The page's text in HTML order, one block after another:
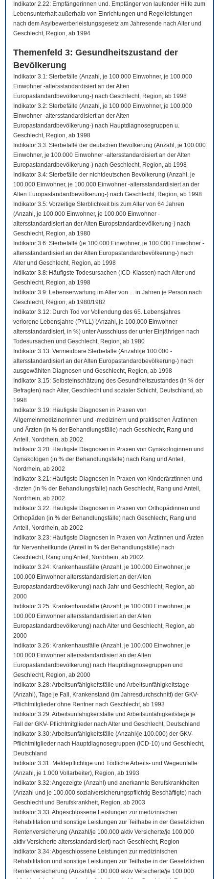
Indikator 2.22: Empfängerinnen und. Empfänger von laufender Hilfe zum
Lebensunterhalt außerhalb von Einrichtungen und Regelleistungen
nach dem Asylbewerberleistungsgesetz am Jahresende nach Alter und
Geschlecht, Region, ab 1994
Themenfeld 3: Gesundheitszustand der
Bevölkerung
Indikator 3.1: Sterbefälle (Anzahl, je 100.000 Einwohner, je 100.000
Einwohner -altersstandardisiert an der Alten
Europastandardbevölkerung-) nach Geschlecht, Region, ab 1998
Indikator 3.2: Sterbefälle (Anzahl, je 100.000 Einwohner, je 100.000
Einwohner -altersstandardisiert an der Alten
Europastandardbevölkerung-) nach Hauptdiagnosegruppen u.
Geschlecht, Region, ab 1998
Indikator 3.3: Sterbefälle der deutschen Bevölkerung (Anzahl, je 100.000
Einwohner, je 100.000 Einwohner -altersstandardisiert an der Alten
Europastandardbevölkerung-) nach Geschlecht, Region, ab 1998
Indikator 3.4: Sterbefälle der nichtdeutschen Bevölkerung (Anzahl, je
100.000 Einwohner, je 100.000 Einwohner -altersstandardisiert an der
Alten Europastandardbevölkerung-) nach Geschlecht, Region, ab 1998
Indikator 3.5: Vorzeitige Sterblichkeit bis zum Alter von 64 Jahren
(Anzahl, je 100.000 Einwohner, je 100.000 Einwohner -
altersstandardisiert an der Alten Europstandardbevölkerung-) nach
Geschlecht, Region, ab 1980
Indikator 3.6: Sterbefälle (je 100.000 Einwohner, je 100.000 Einwohner -
altersstandardisiert an der Alten Europastandardbevölkerung-) nach
Alter und Geschlecht, Region, ab 1998
Indikator 3.8: Häufigste Todesursachen (ICD-Klassen) nach Alter und
Geschlecht, Region, ab 1998
Indikator 3.9: Lebenserwartung im Alter von ... in Jahren je Person nach
Geschlecht, Region, ab 1980/1982
Indikator 3.12: Durch Tod vor Vollendung des 65. Lebensjahres
verlorene Lebensjahre (PYLL) (Anzahl, je 100.000 Einwohner
altersstandardisiert, in %) unter Ausschluss der unter Einjährigen nach
Todesursachen und Geschlecht, Region, ab 1980
Indikator 3.13: Vermeidbare Sterbefälle (Anzahl/je 100.000 -
altersstandardisiert an der Alten Europastandardbevölkerung-) nach
ausgewählten Diagnosen und Geschlecht, Region, ab 1998
Indikator 3.15: Selbsteinschätzung des Gesundheitszustandes (in % der
Befragten) nach Alter, Geschlecht und sozialer Schicht, Deutschland, ab
1998
Indikator 3.19: Häufigste Diagnosen in Praxen von
Allgemeinmedizinerinnen und -medizinern und praktischen Ärztinnen
und Ärzten (in % der Behandlungsfälle) nach Geschlecht, Rang und
Anteil, Nordrhein, ab 2002
Indikator 3.20: Häufigste Diagnosen in Praxen von Gynäkologinnen und
Gynäkologen (in % der Behandlungsfälle) nach Rang und Anteil,
Nordrhein, ab 2002
Indikator 3.21: Häufigste Diagnosen in Praxen von Kinderärztinnen und
-ärzten (in % der Behandlungsfälle) nach Geschlecht, Rang und Anteil,
Nordrhein, ab 2002
Indikator 3.22: Häufigste Diagnosen in Praxen von Orthopädinnen und
Orthopäden (in % der Behandlungsfälle) nach Geschlecht, Rang und
Anteil, Nordrhein, ab 2002
Indikator 3.23: Häufigste Diagnosen in Praxen von Ärztinnen und Ärzten
für Nervenheilkunde (Anteil in % der Behandlungsfälle) nach
Geschlecht, Rang ung Anteil, Nordrhein, ab 2002
Indikator 3.24: Krankenhausfälle (Anzahl, je 100.000 Einwohner, je
100.000 Einwohner altersstandardisiert an der Alten
Europastandardbevölkerung) nach Jahr und Geschlecht, Region, ab
2000
Indikator 3.25: Krankenhausfälle (Anzahl, je 100.000 Einwohner, je
100.000 Einwohner altersstandardisiert an der Alten
Europastandardbevölkerung) nach Alter und Geschlecht, Region, ab
2000
Indikator 3.26: Krankenhausfälle (Anzahl, je 100.000 Einwohner, je
100.000 Einwohner altersstandardisiert an der Alten
Europastandardbevölkerung) nach Hauptdiagnosegruppen und
Geschlecht, Region, ab 2000
Indikator 3.28: Arbeitsunfähigkeitsfälle und Arbeitsunfähigkeitstage
(Anzahl), Tage je Fall, Krankenstand (im Jahresdurchschnitt) der GKV-
Pflichtmitglieder ohne Rentner nach Geschlecht, ab 1993
Indikator 3.29: Arbeitsunfähigkeitsfälle und Arbeitsunfähigkeitstage je
Fall der GKV- Pflichtmitglieder nach Alter und Geschlecht, Deutschland
Indikator 3.30: Arbeitsunfähigkeitsfälle (Anzahl/je 100.000) der GKV-
Pflichtmitglieder nach Hauptdiagnosegruppen (ICD-10) und Geschlecht,
Deutschland
Indikator 3.31: Meldepflichtige und Tödliche Arbeits- und Wegeunfälle
(Anzahl, je 1.000 Vollarbeiter), Region, ab 1993
Indikator 3.32: Angezeigte (Anzahl) und anerkannte Berufskrankheiten
(Anzahl und je 100.000 sozialversicherungspflichtig Beschäftigte) nach
Geschlecht und Berufskrankheit, Region, ab 2003
Indikator 3.33: Abgeschlossene Leistungen zur medizinischen
Rehabilitation und sonstige Leistungen zur Teilhabe in der Gesetzlichen
Rentenversicherung (Anzahl/je 100.000 aktiv Versicherte/je 100.000
aktiv Versicherte altersstandardisiert) nach Geschlecht, Region
Indikator 3.34: Abgeschlossene Leistungen zur medizinischen
Rehabilitation und sonstige Leistungen zur Teilhabe in der Gesetzlichen
Rentenversicherung (Anzahl/je 100.000 aktiv Versicherte/je 100.000